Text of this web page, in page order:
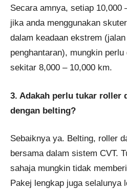
Secara amnya, setiap 10,000
jika anda menggunakan
dalam keadaan ekstrem
penghantaran), mungkin
sekitar 8,000 – 10,000 km.
3. Adakah perlu tukar roller
dengan belting?
Sebaiknya ya. Belting, roller
bersama dalam sistem CVT.
sahaja mungkin tidak
Pakej lengkap juga selalunya